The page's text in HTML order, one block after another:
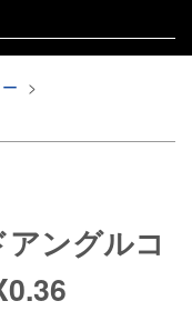
>
ングルコ